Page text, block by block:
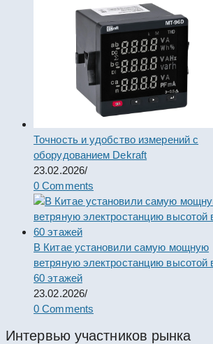
Точность и удобство измерений с
оборудованием Dekraft
23.02.2026/
0 Comments
В Китае установили самую мощную
ветряную электростанцию высотой
60 этажей
23.02.2026/
0 Comments
Интервью участников рынка